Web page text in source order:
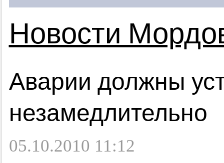
Новости
Аварии должны
незамедлительно
05.10.2010 11:12